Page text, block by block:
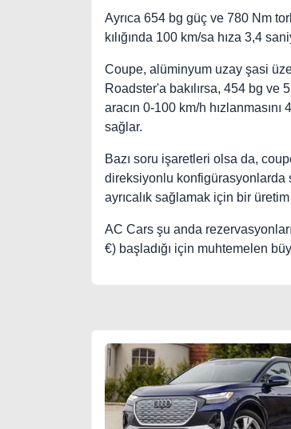
Ayrıca 654 bg güç ve 780 Nm
kılığında 100 km/sa hıza 3,4
Coupe, alüminyum uzay şasi
Roadster'a bakılırsa, 454 bg
aracın 0-100 km/h
sağlar.
Bazı soru işaretleri olsa da,
direksiyonlu konfigürasyonlarda
ayrıcalık sağlamak için bir
AC Cars şu anda
€) başladığı için muhtemelen